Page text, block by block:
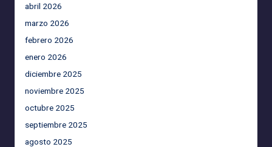
abril 2026
marzo 2026
febrero 2026
enero 2026
diciembre 2025
noviembre 2025
octubre 2025
septiembre 2025
agosto 2025